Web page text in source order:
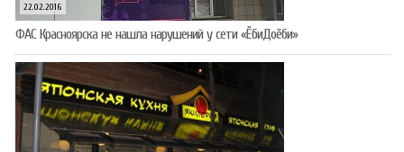
22.02.2016
ФАС Красноярска не нашла нарушений у сети «ЁбиДоёби»